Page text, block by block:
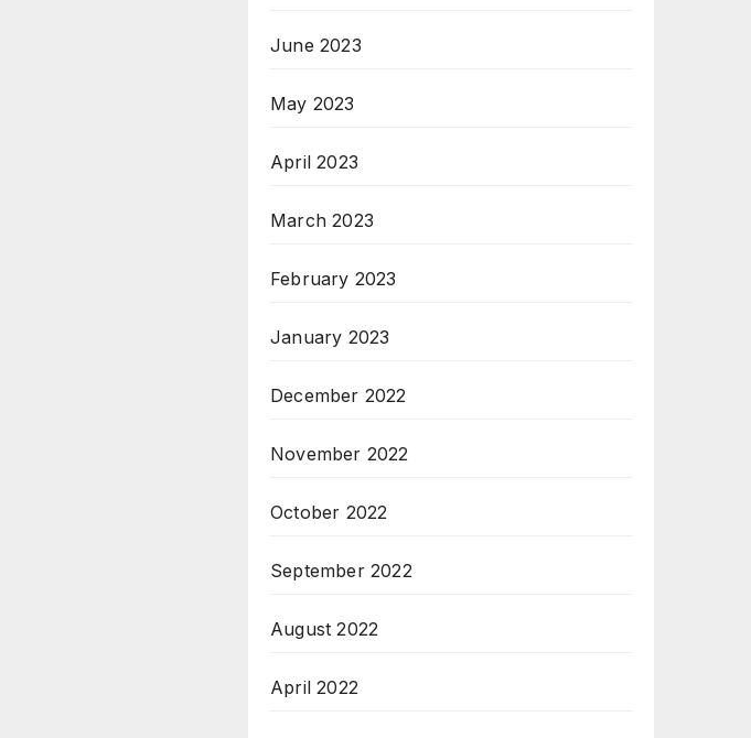
June 2023
May 2023
April 2023
March 2023
February 2023
January 2023
December 2022
November 2022
October 2022
September 2022
August 2022
April 2022